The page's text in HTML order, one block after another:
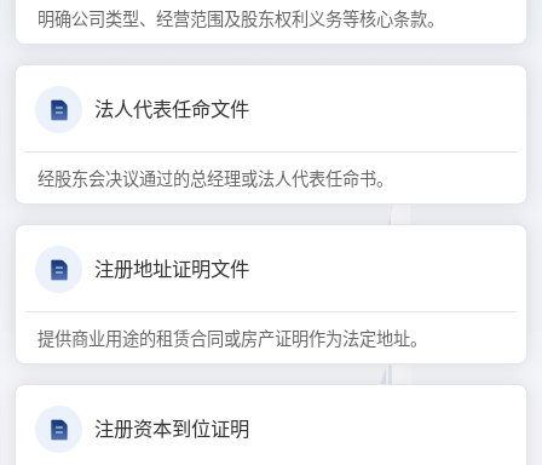
明确公司类型、经营范围及股东权利义务等核心条款。
法人代表任命文件
经股东会决议通过的总经理或法人代表任命书。
注册地址证明文件
提供商业用途的租赁合同或房产证明作为法定地址。
注册资本到位证明